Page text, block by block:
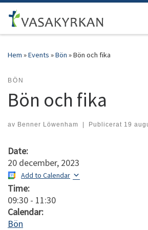
Hoppa till innehåll
Hem »Events »Bön »Bön och fika
BÖN
Bön och fika
av Benner Löwenham | Publicerat 19
Date:
20 december, 2023
Add to Calendar
Time:
09:30 - 11:30
Calendar:
Bön